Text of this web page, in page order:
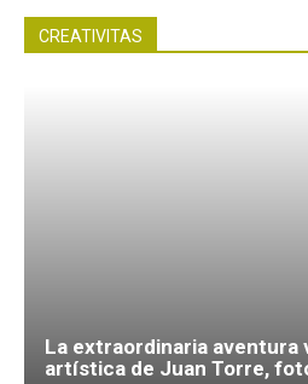
CREATIVITAS
La extraordinaria aventura
artística de Juan Torre,